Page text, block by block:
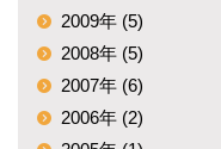
2009年 (5)
2008年 (5)
2007年 (6)
2006年 (2)